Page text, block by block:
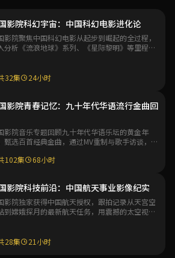
影百年专题
电影百年发展史专题，从默片时代到
语电影艺术的演变脉络与代表性作
电影文化的深厚底蕴。
影院科幻宇宙：中国科幻电影进化论
影院聚焦中国科幻电影从起步到崛起的全过程，
分析《流浪地球》系列、《星际黎明》等里程碑
32集
24小时
影院青春记忆：九十年代华语流行金曲回
影院音乐专题回顾九十年代华语乐坛的黄金年
甄选百首经典金曲，通过MV重制与歌手访谈，带
102集
68小时
影院科技前沿：中国航天事业影像纪实
影院独家获得中国航天授权，跟拍记录从天宫空
到嫦娥探月的最新航天任务，用震撼的太空视角
28集
21小时